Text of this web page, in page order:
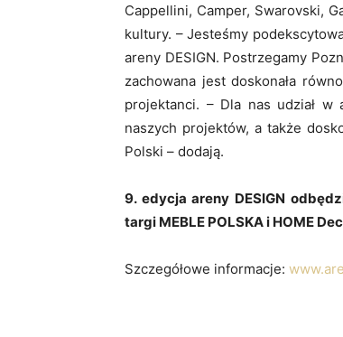
Cappellini, Camper, Swarovski,
kultury. – Jesteśmy
areny DESIGN. Postrzegamy
zachowana jest doskonała
projektanci. – Dla nas udział w
naszych projektów, a także
Polski – dodają.
9. edycja areny DESIGN
targi MEBLE POLSKA i HOME
Szczegółowe informacje: